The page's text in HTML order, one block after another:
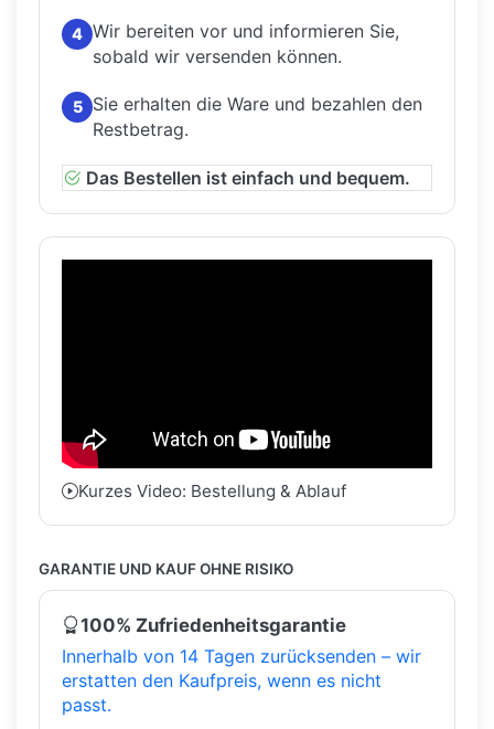
4 Wir bereiten vor und informieren Sie,
sobald wir versenden können.
5
Sie erhalten die Ware und bezahlen den
Restbetrag.
Das Bestellen ist einfach und bequem.
Kurzes Video: Bestellung & Ablauf
GARANTIE UND KAUF OHNE RISIKO
100% Zufriedenheitsgarantie
Innerhalb von 14 Tagen zurücksenden – wir
erstatten den Kaufpreis, wenn es nicht
passt.